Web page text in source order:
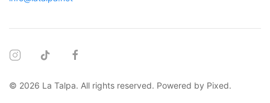
© 2026 La Talpa. All rights reserved. Powered by Pixed.